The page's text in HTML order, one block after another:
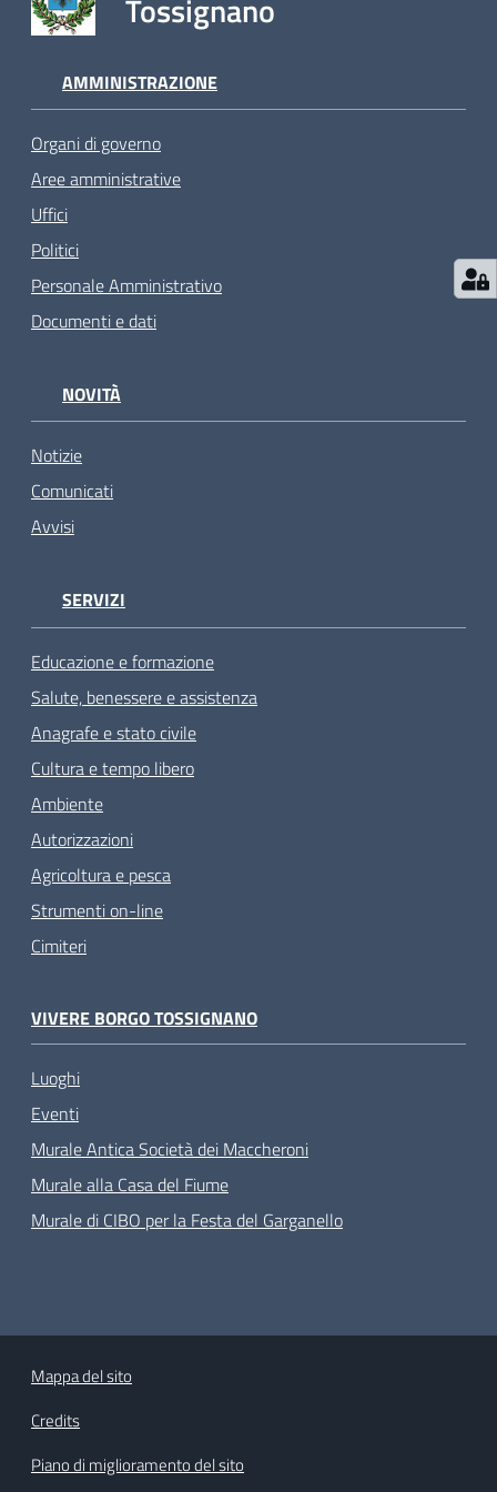
Tossignano
AMMINISTRAZIONE
Organi di governo
Aree amministrative
Uffici
Politici
Personale Amministrativo
Documenti e dati
NOVITÀ
Notizie
Comunicati
Avvisi
SERVIZI
Educazione e formazione
Salute, benessere e assistenza
Anagrafe e stato civile
Cultura e tempo libero
Ambiente
Autorizzazioni
Agricoltura e pesca
Strumenti on-line
Cimiteri
VIVERE BORGO TOSSIGNANO
Luoghi
Eventi
Murale Antica Società dei Maccheroni
Murale alla Casa del Fiume
Murale di CIBO per la Festa del Garganello
Mappa del sito
Credits
Piano di miglioramento del sito